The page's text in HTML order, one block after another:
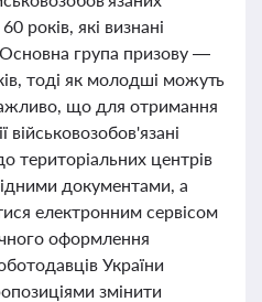
років, які визнані
група призову —
тоді як молодші можуть
що для отримання
військовозобов'язані
територіальних центрів
документами, а
електронним сервісом
оформлення
України
змінити